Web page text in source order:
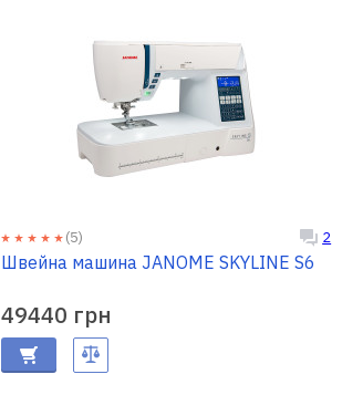
(5) 2
Швейна машина JANOME SKYLINE S6
49440 грн